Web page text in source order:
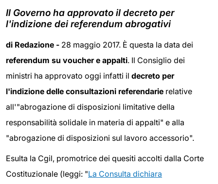
Il Governo ha approvato il decreto per
l'indizione dei referendum abrogativi
di Redazione - 28 maggio 2017. È questa la data dei
referendum su voucher e appalti. Il Consiglio dei
ministri ha approvato oggi infatti il decreto per
l'indizione delle consultazioni referendarie relative
all'"abrogazione di disposizioni limitative della
responsabilità solidale in materia di appalti" e alla
"abrogazione di disposizioni sul lavoro accessorio".
Esulta la Cgil, promotrice dei quesiti accolti dalla Corte
Costituzionale (leggi: "La Consulta dichiara